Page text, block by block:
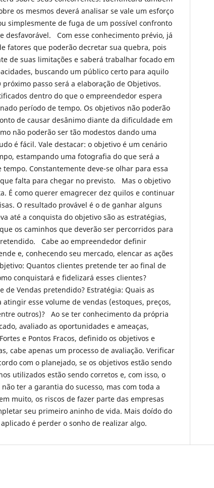
os mesmos deverá analisar se vale um esforço
simplesmente de fuga de um possível confronto
desfavorável. Com esse conhecimento prévio, já
fatores que poderão decretar sua quebra, pois
de suas limitações e saberá trabalhar focado em
buscando um público certo para aquilo
passo será a elaboração de Objetivos.
dentro do que o empreendedor espera
período de tempo. Os objetivos não poderão
de causar desânimo diante da dificuldade em
não poderão ser tão modestos dando uma
é fácil. Vale destacar: o objetivo é um cenário
estampando uma fotografia do que será a
Constantemente deve-se olhar para essa
falta para chegar no previsto. Mas o objetivo
É como querer emagrecer dez quilos e continuar
O resultado provável é o de ganhar alguns
até a conquista do objetivo são as estratégias,
os caminhos que deverão ser percorridos para
Cabe ao empreendedor definir
e, conhecendo seu mercado, elencar as ações
Quantos clientes pretende ter ao final de
conquistará e fidelizará esses clientes?
de Vendas pretendido? Estratégia: Quais as
atingir esse volume de vendas (estoques, preços,
outros)? Ao se ter conhecimento da própria
avaliado as oportunidades e ameaças,
e Pontos Fracos, definido os objetivos e
cabe apenas um processo de avaliação. Verificar
com o planejado, se os objetivos estão sendo
utilizados estão sendo corretos e, com isso, o
ter a garantia do sucesso, mas com toda a
muito, os riscos de fazer parte das empresas
seu primeiro aninho de vida. Mais doído do
é perder o sonho de realizar algo.